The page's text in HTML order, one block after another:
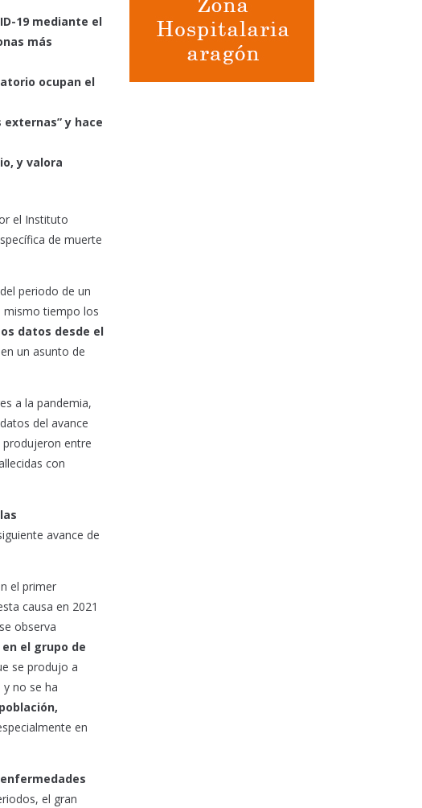
19 mediante el
más
ocupan el
y hace
y valora
el Instituto
de muerte
periodo de un
mismo tiempo los
datos desde el
un asunto de
a la pandemia,
del avance
produjeron entre
con
avance de
el primer
causa en 2021
observa
el grupo de
se produjo a
no se ha
en
el gran